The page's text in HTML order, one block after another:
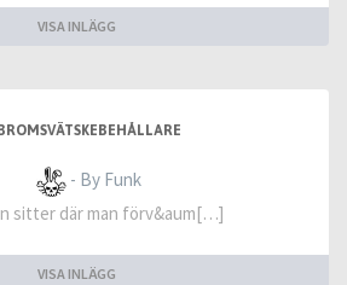
VISA INLÄGG
BROMSVÄTSKEBEHÅLLARE
- By Funk
sitter där man förv&aum[…]
VISA INLÄGG